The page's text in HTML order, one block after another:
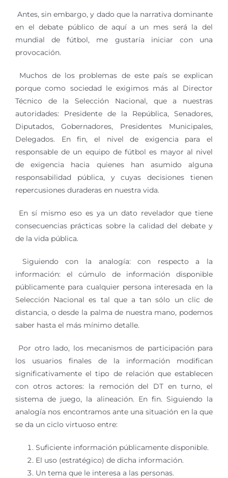
Antes, sin embargo, y dado que la narrativa dominante
en el debate público de aquí a un mes será la del
mundial de fútbol, me gustaría iniciar con una
provocación.
Muchos de los problemas de este país se explican
porque como sociedad le exigimos más al Director
Técnico de la Selección Nacional, que a nuestras
autoridades: Presidente de la República, Senadores,
Diputados, Gobernadores, Presidentes Municipales,
Delegados. En fin, el nivel de exigencia para el
responsable de un equipo de fútbol es mayor al nivel
de exigencia hacia quienes han asumido alguna
responsabilidad pública, y cuyas decisiones tienen
repercusiones duraderas en nuestra vida.
En sí mismo eso es ya un dato revelador que tiene
consecuencias prácticas sobre la calidad del debate y
de la vida pública.
Siguiendo con la analogía: con respecto a la
información: el cúmulo de información disponible
públicamente para cualquier persona interesada en la
Selección Nacional es tal que a tan sólo un clic de
distancia, o desde la palma de nuestra mano, podemos
saber hasta el más mínimo detalle.
Por otro lado, los mecanismos de participación para
los usuarios finales de la información modifican
significativamente el tipo de relación que establecen
con otros actores: la remoción del DT en turno, el
sistema de juego, la alineación. En fin. Siguiendo la
analogía nos encontramos ante una situación en la que
se da un ciclo virtuoso entre:
Suficiente información públicamente disponible.
El uso (estratégico) de dicha información.
Un tema que le interesa a las personas.